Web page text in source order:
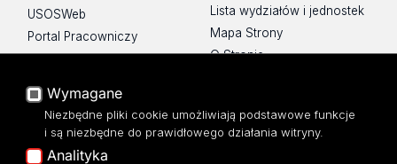
USOSWeb
Portal Pracowniczy
Baza Aktów Własnych
Moodle
Eksperci UŁ
Polityka Prywatności
Lista wydziałów i jednostek
Mapa Strony
O Stronie
Wymagane
Niezbędne pliki cookie umożliwiają podstawowe funkcje
i są niezbędne do prawidłowego działania witryny.
Analityka